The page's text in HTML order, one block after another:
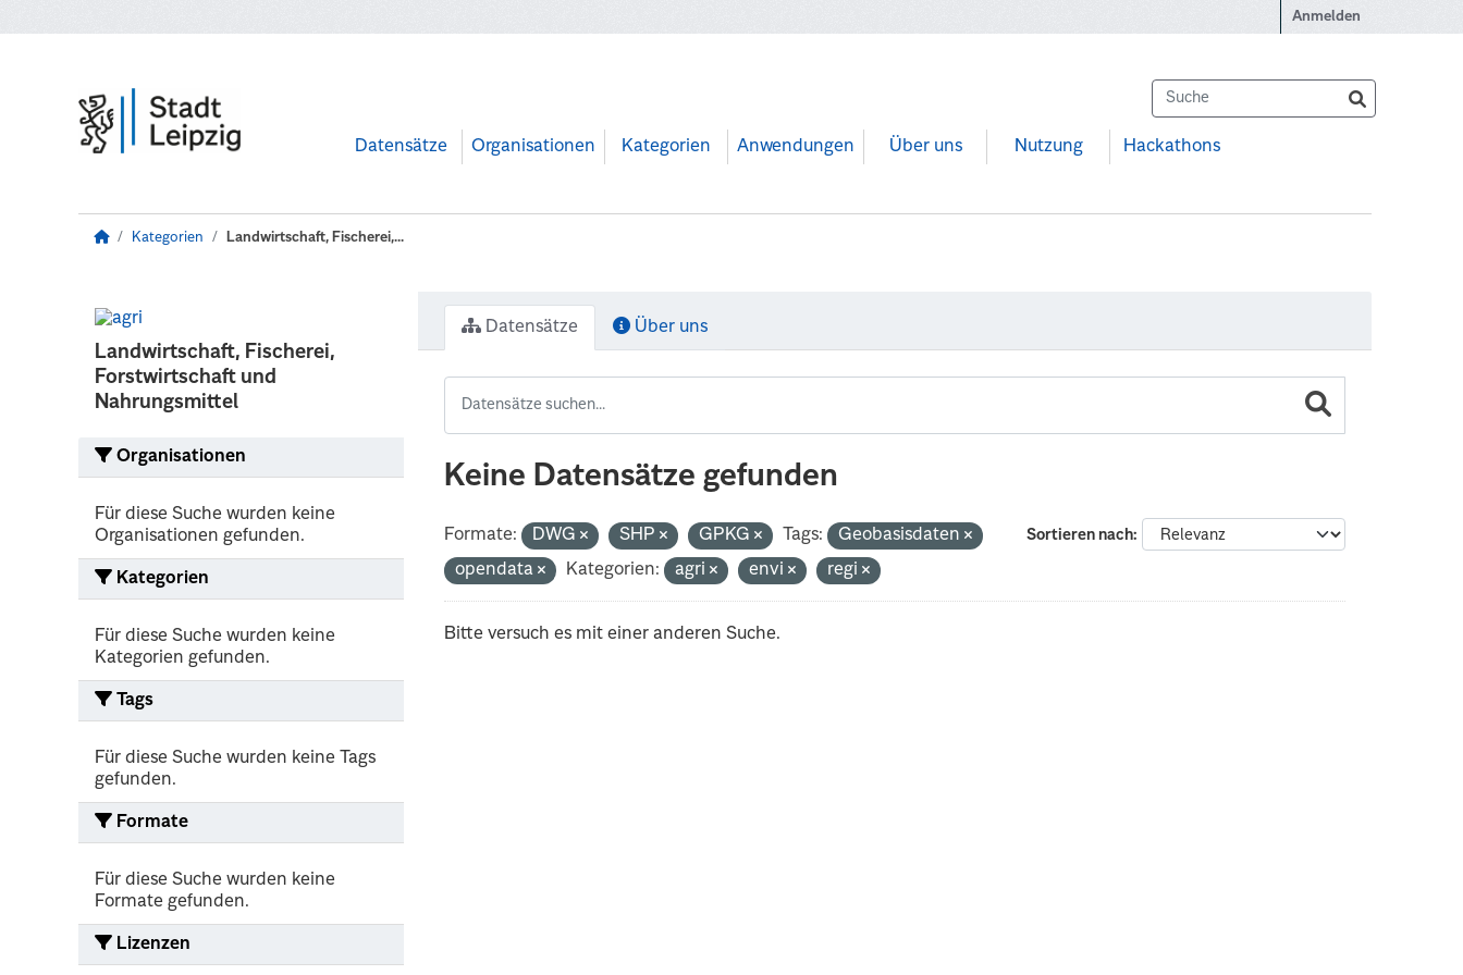
Anmelden
Datensätze Organisationen Kategorien Anwendungen Über uns Nutzung Hackathons
Kategorien Landwirtschaft, Fischerei,...
Landwirtschaft, Fischerei,
Forstwirtschaft und
Nahrungsmittel
Organisationen
Für diese Suche wurden keine
Organisationen gefunden.
Kategorien
Für diese Suche wurden keine
Kategorien gefunden.
Tags
Für diese Suche wurden keine Tags
gefunden.
Formate
Für diese Suche wurden keine
Formate gefunden.
Lizenzen
Datensätze Über uns
Keine Datensätze gefunden
Sortieren nach
Formate: DWG SHP GPKG Tags:
Geobasisdaten
opendata
Kategorien: agri envi regi
Bitte versuch es mit einer anderen Suche.